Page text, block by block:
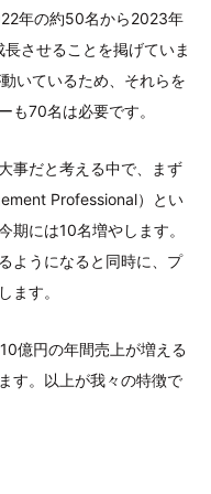
年の約50名から2023年
させることを掲げていま
いているため、それらを
も70名は必要です。
事だと考える中で、まず
Professional）とい
期には10名増やします。
ようになると同時に、プ
ます。
億円の年間売上が増える
す。以上が我々の特徴で